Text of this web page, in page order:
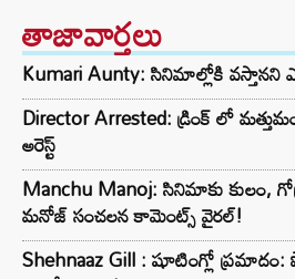
తాజావార్తలు
Kumari Aunty: సినిమాల్లోకి వస్తానని
Director Arrested: డ్రింక్ లో
అరెస్ట్
Manchu Manoj: సినిమాకు కులం,
మనోజ్ సంచలన కామెంట్స్ వైరల్!
Shehnaaz Gill : షూటింగ్లో ప్రమాదం: